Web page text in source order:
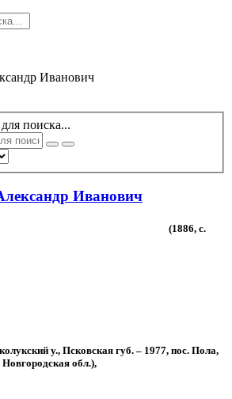
Иванович
поиска...
Иванович
(1886, с.
у., Псковская губ. – 1977, пос. Пола,
обл.),